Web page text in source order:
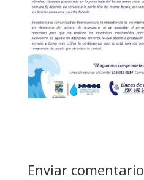
Enviar comentario